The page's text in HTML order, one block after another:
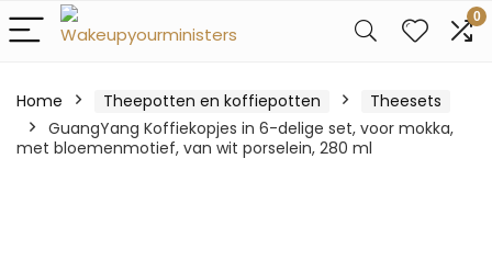
0
Home Theepotten en koffiepotten
Theesets
GuangYang Koffiekopjes in 6-delige set, voor mokka,
met bloemenmotief, van wit porselein, 280 ml